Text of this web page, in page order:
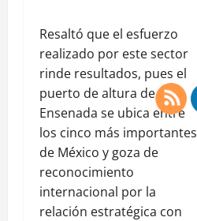
Resaltó que el esfuerzo
realizado por este sector
rinde resultados, pues el
puerto de altura de
Ensenada se ubica entre
los cinco más importantes
de México y goza de
reconocimiento
internacional por la
relación estratégica con